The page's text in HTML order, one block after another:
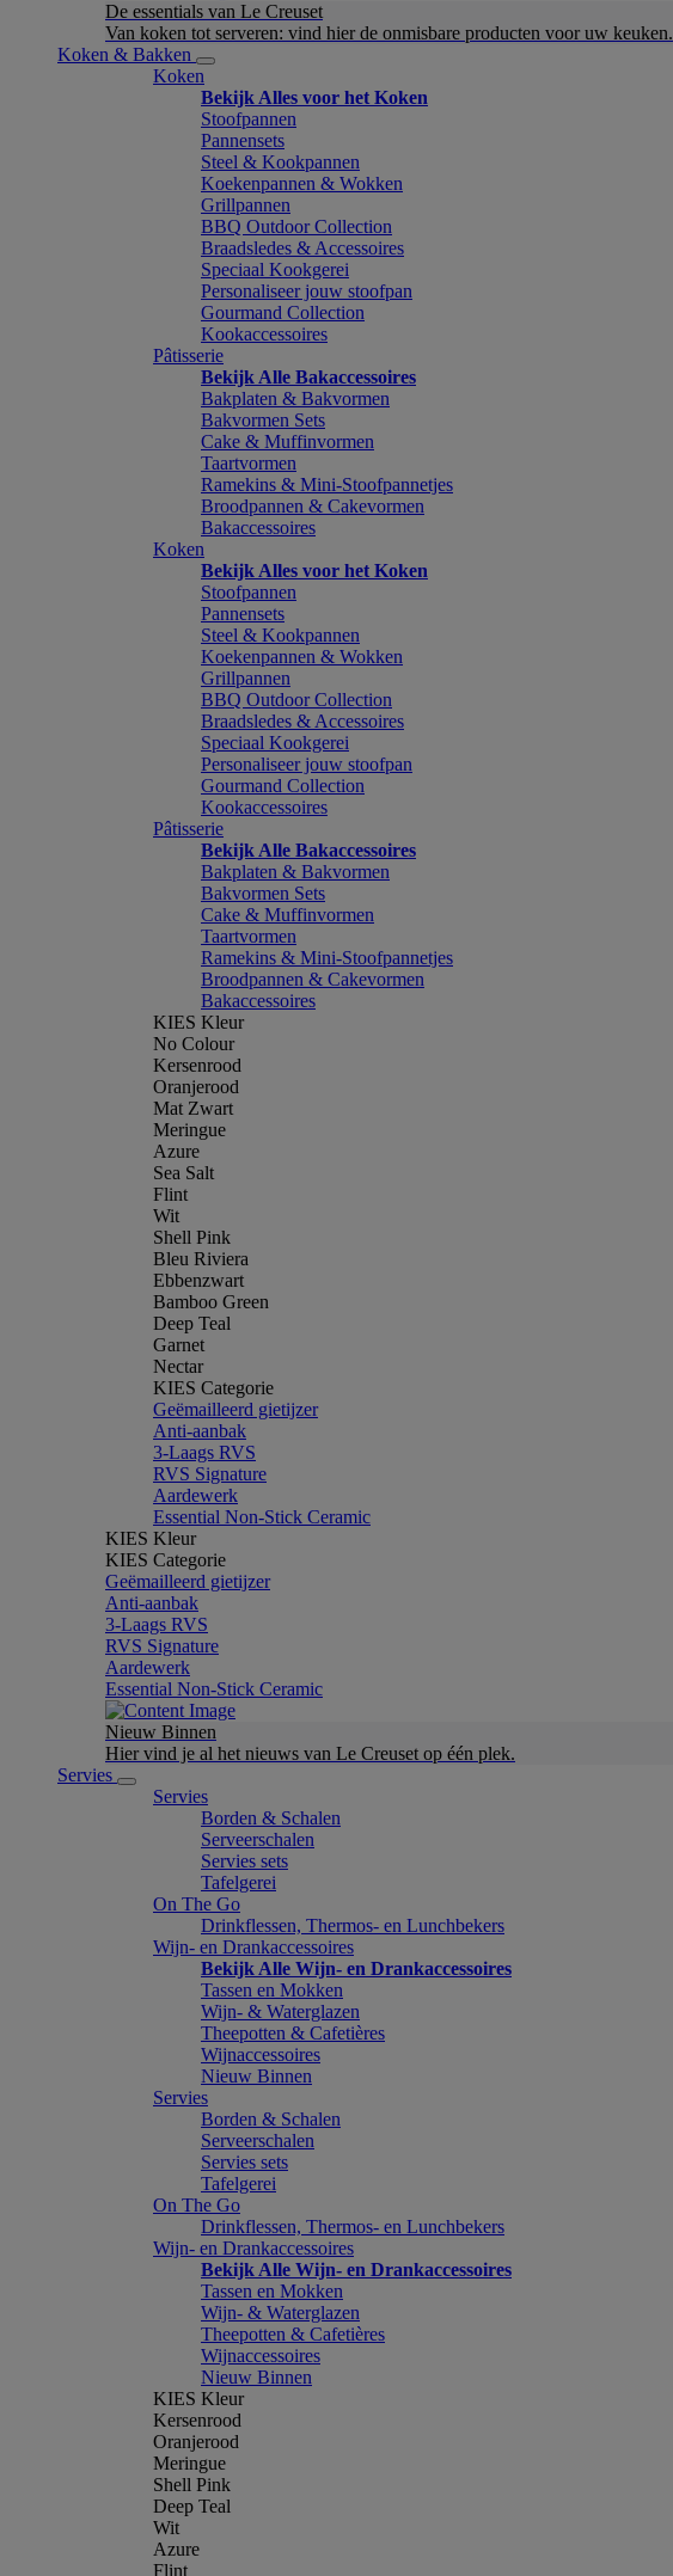
De essentials van Le Creuset
Van koken tot serveren: vind hier de onmisbare producten voor uw keuken.
Koken & Bakken
Koken
Bekijk Alles voor het Koken
Stoofpannen
Pannensets
Steel & Kookpannen
Koekenpannen & Wokken
Grillpannen
BBQ Outdoor Collection
Braadsledes & Accessoires
Speciaal Kookgerei
Personaliseer jouw stoofpan
Gourmand Collection
Kookaccessoires
Pâtisserie
Bekijk Alle Bakaccessoires
Bakplaten & Bakvormen
Bakvormen Sets
Cake & Muffinvormen
Taartvormen
Ramekins & Mini-Stoofpannetjes
Broodpannen & Cakevormen
Bakaccessoires
Koken
Bekijk Alles voor het Koken
Stoofpannen
Pannensets
Steel & Kookpannen
Koekenpannen & Wokken
Grillpannen
BBQ Outdoor Collection
Braadsledes & Accessoires
Speciaal Kookgerei
Personaliseer jouw stoofpan
Gourmand Collection
Kookaccessoires
Pâtisserie
Bekijk Alle Bakaccessoires
Bakplaten & Bakvormen
Bakvormen Sets
Cake & Muffinvormen
Taartvormen
Ramekins & Mini-Stoofpannetjes
Broodpannen & Cakevormen
Bakaccessoires
KIES Kleur
No Colour
Kersenrood
Oranjerood
Mat Zwart
Meringue
Azure
Sea Salt
Flint
Wit
Shell Pink
Bleu Riviera
Ebbenzwart
Bamboo Green
Deep Teal
Garnet
Nectar
KIES Categorie
Geëmailleerd gietijzer
Anti-aanbak
3-Laags RVS
RVS Signature
Aardewerk
Essential Non-Stick Ceramic
KIES Kleur
KIES Categorie
Geëmailleerd gietijzer
Anti-aanbak
3-Laags RVS
RVS Signature
Aardewerk
Essential Non-Stick Ceramic
Nieuw Binnen
Hier vind je al het nieuws van Le Creuset op één plek.
Servies
Servies
Borden & Schalen
Serveerschalen
Servies sets
Tafelgerei
On The Go
Drinkflessen, Thermos- en Lunchbekers
Wijn- en Drankaccessoires
Bekijk Alle Wijn- en Drankaccessoires
Tassen en Mokken
Wijn- & Waterglazen
Theepotten & Cafetières
Wijnaccessoires
Nieuw Binnen
Servies
Borden & Schalen
Serveerschalen
Servies sets
Tafelgerei
On The Go
Drinkflessen, Thermos- en Lunchbekers
Wijn- en Drankaccessoires
Bekijk Alle Wijn- en Drankaccessoires
Tassen en Mokken
Wijn- & Waterglazen
Theepotten & Cafetières
Wijnaccessoires
Nieuw Binnen
KIES Kleur
Kersenrood
Oranjerood
Meringue
Shell Pink
Deep Teal
Wit
Azure
Flint